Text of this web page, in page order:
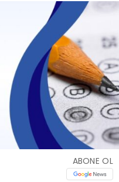
ABONE OL